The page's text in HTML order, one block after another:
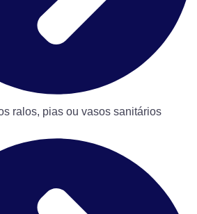
ralos, pias ou vasos sanitários